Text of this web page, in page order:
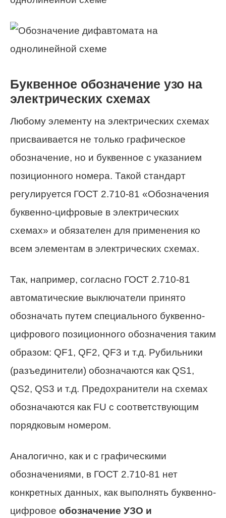
Буквенное обозначение узо на
электрических схемах
Любому элементу на электрических схемах
присваивается не только графическое
обозначение, но и буквенное с указанием
позиционного номера. Такой стандарт
регулируется ГОСТ 2.710-81 «Обозначения
буквенно-цифровые в электрических
схемах» и обязателен для применения ко
всем элементам в электрических схемах.
Так, например, согласно ГОСТ 2.710-81
автоматические выключатели принято
обозначать путем специального буквенно-
цифрового позиционного обозначения таким
образом: QF1, QF2, QF3 и т.д. Рубильники
(разъединители) обозначаются как QS1,
QS2, QS3 и т.д. Предохранители на схемах
обозначаются как FU с соответствующим
порядковым номером.
Аналогично, как и с графическими
обозначениями, в ГОСТ 2.710-81 нет
конкретных данных, как выполнять буквенно-
цифровое обозначение УЗО и